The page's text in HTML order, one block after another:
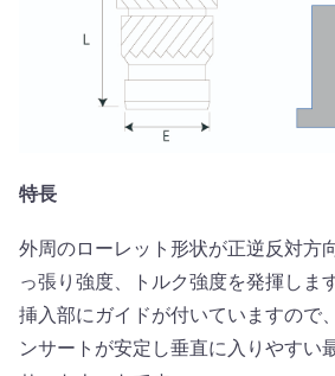
特長
外周のローレット形状が正逆反対方
っ張り強度、トルク強度を発揮しま
挿入部にガイドが付いていますので
ンサートが安定し垂直に入りやすい